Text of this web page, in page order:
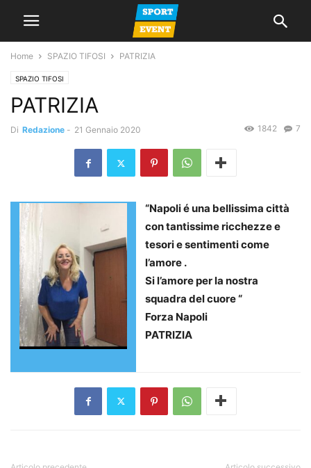
Home SPAZIO TIFOSI PATRIZIA
SPAZIO TIFOSI
PATRIZIA
Di Redazione - 21 Gennaio 2020 7
1842
“Napoli é una bellissima città
con tantissime ricchezze e
tesori e sentimenti come
l’amore .
Si l’amore per la nostra
squadra del cuore “
Forza Napoli
PATRIZIA